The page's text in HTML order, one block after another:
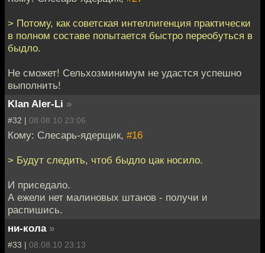
> Потому, как советская интеллигенция практически
в полном составе попытается быстро переобуться в
быдло.
Не сможет! Сельхозминимум не удастся успешно
выполнить!
Klan Aler-Li »
#32 | 08.08.10 23:06
Кому: Слесарь-ядерщик, #16
> Будут следить, чтоб быдло цак носило.
И приседало.
А ежели нет малиновых штанов - получи и
распишись.
ни-кола »
#33 | 08.08.10 23:13